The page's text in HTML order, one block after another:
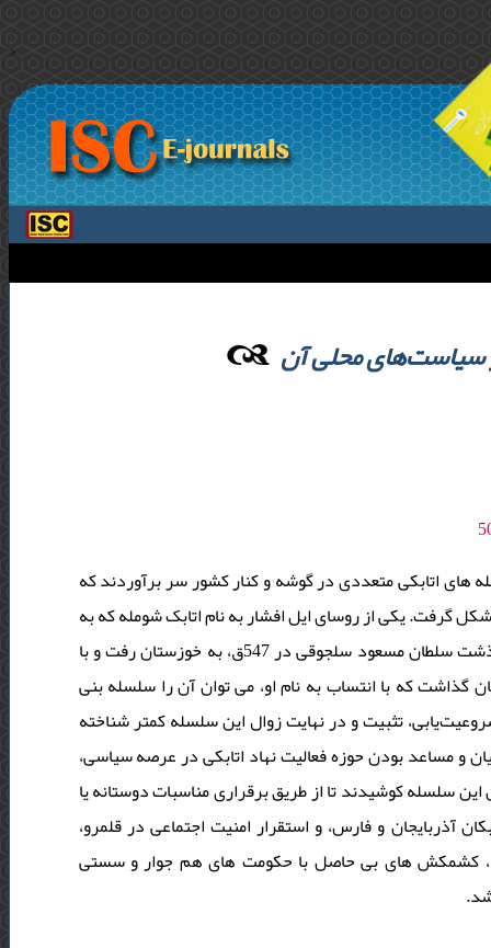
>
سیاست‌های محلی آن
اتابکی متعددی در گوشه و کنار کشور سر برآوردند که
گرفت. یکی از روسای ایل افشار به نام اتابک شومله که به
دربار سلجوقی راه یافته بود، با استفاده از آشفتگی های سیاسی پس از درگذشت سلطان مسعود سلجوقی در 547ق، به خوزستان رفت و با
که با انتساب به نام او، می توان آن را سلسله بنی
تثبیت و در نهایت زوال این سلسله‌ کمتر شناخته
بودن حوزه‌ فعالیت نهاد اتابکی در عرصه‌ سیاسی،
سلسله کوشیدند تا از طریق برقراری مناسبات دوستانه یا
آذربایجان و فارس، و استقرار امنیت اجتماعی در قلمرو،
کشمکش های بی حاصل با حکومت های هم جوار و سستی